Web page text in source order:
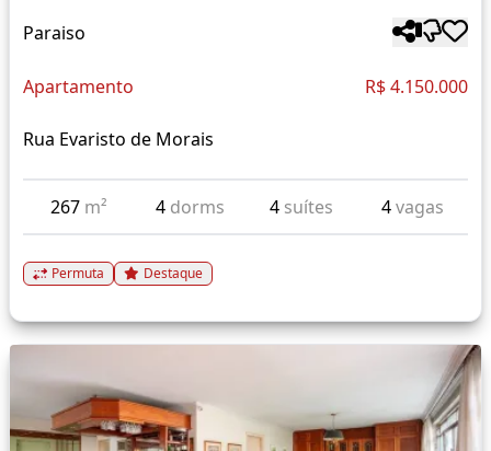
Paraiso
Apartamento R$ 4.150.000
Rua Evaristo de Morais
267 m² 4 dorms 4 suítes 4vagas
Permuta Destaque